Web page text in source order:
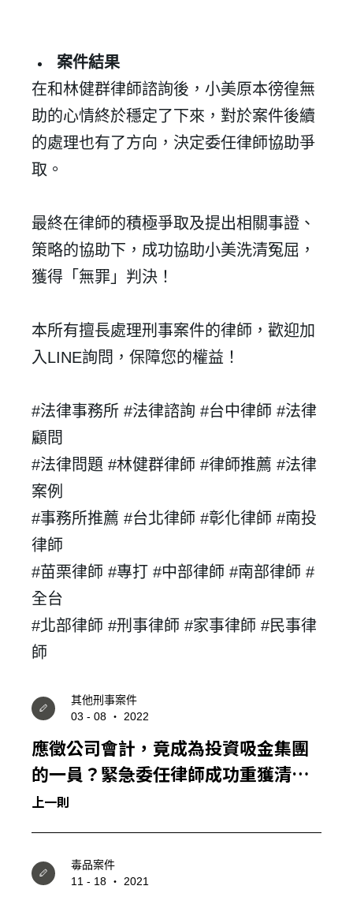
登 入
忘記密碼？
只要再完成幾個步驟，即可完成帳號的註冊程序，
其他刑事案件
03 - 08 ‧ 2022
應徵公司會計，竟成為投資吸金集團
的一員？緊急委任律師成功重獲清
白！
上一則
毒品案件
11 - 18 ‧ 2021
案件結果
在和林健群律師諮詢後，小美原本徬徨無
助的心情終於穩定了下來，對於案件後續
的處理也有了方向，決定委任律師協助爭
取。
最終在律師的積極爭取及提出相關事證、
策略的協助下，成功協助小美洗清冤屈，
獲得「無罪」判決！
本所有擅長處理刑事案件的律師，歡迎加
入LINE詢問，保障您的權益！
#法律事務所 #法律諮詢 #台中律師 #法律
顧問
#法律問題 #林健群律師 #律師推薦 #法律
案例
#事務所推薦 #台北律師 #彰化律師 #南投
律師
#苗栗律師 #專打 #中部律師 #南部律師 #
全台
#北部律師 #刑事律師 #家事律師 #民事律
師